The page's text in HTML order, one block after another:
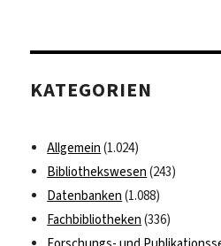
KATEGORIEN
Allgemein (1.024)
Bibliothekswesen (243)
Datenbanken (1.088)
Fachbibliotheken (336)